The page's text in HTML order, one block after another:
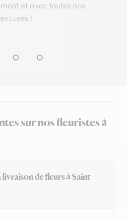
et avec toutes nos
excuses !
sur nos fleuristes à
livraison de fleurs à Saint